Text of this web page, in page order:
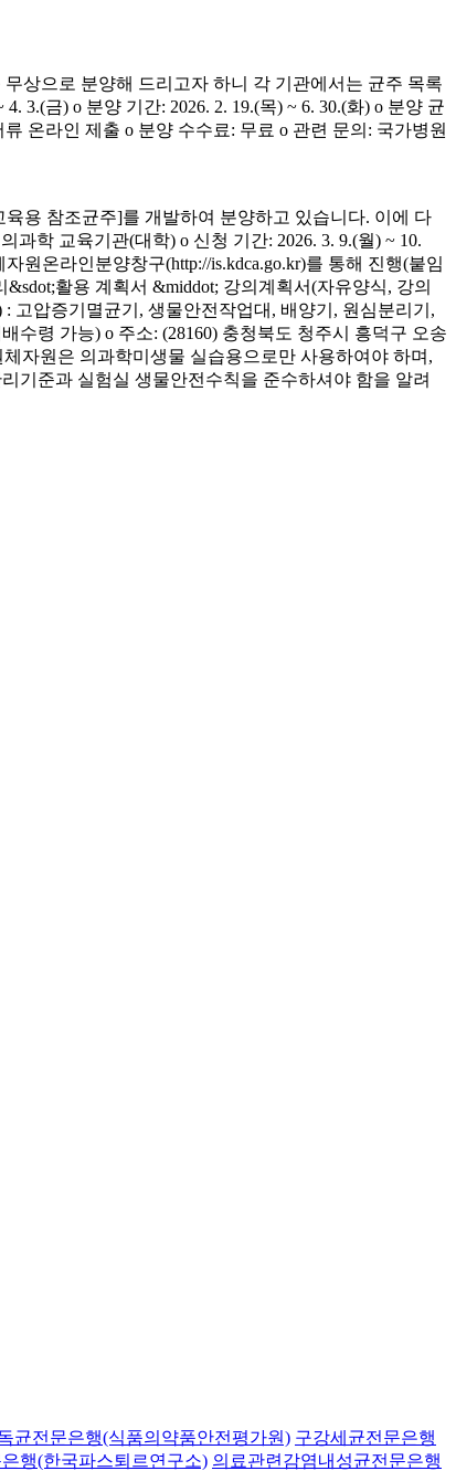
상으로 분양해 드리고자 하니 각 기관에서는 균주 목록
3.(금) o 분양 기간: 2026. 2. 19.(목) ~ 6. 30.(화) o 분양 균
온라인 제출 o 분양 수수료: 무료 o 관련 문의: 국가병원
용 참조균주]를 개발하여 분양하고 있습니다. 이에 다
학 교육기관(대학) o 신청 기간: 2026. 3. 9.(월) ~ 10.
원온라인분양창구(http://is.kdca.go.kr)를 통해 진행(붙임
활용 계획서 &middot; 강의계획서(자유양식, 강의
고압증기멸균기, 생물안전작업대, 배양기, 원심분리기,
수령 가능) o 주소: (28160) 충청북도 청주시 흥덕구 오송
자원은 의과학미생물 실습용으로만 사용하여야 하며,
기준과 실험실 생물안전수칙을 준수하셔야 함을 알려
균전문은행(식품의약품안전평가원) 구강세균전문은행
은행(한국파스퇴르연구소) 의료관련감염내성균전문은행